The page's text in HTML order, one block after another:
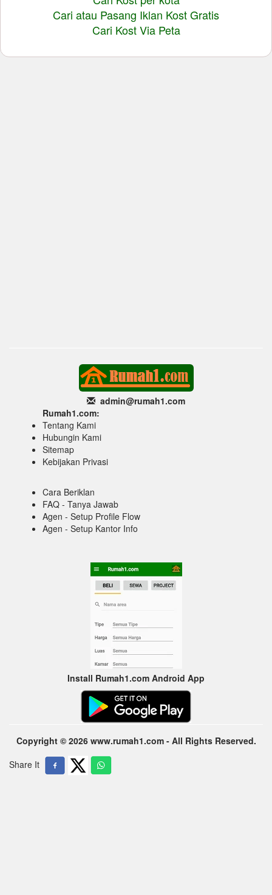
Cari atau Pasang Iklan Kost Gratis
Cari Kost Via Peta
admin@rumah1.com
Rumah1.com:
Tentang Kami
Hubungin Kami
Sitemap
Kebijakan Privasi
Cara Beriklan
FAQ - Tanya Jawab
Agen - Setup Profile Flow
Agen - Setup Kantor Info
Install Rumah1.com Android App
Copyright © 2026 www.rumah1.com - All Rights Reserved.
Share It